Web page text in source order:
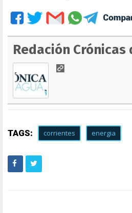
Redación Crónicas
TAGS: corrientes energia